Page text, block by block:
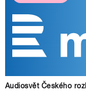
Audiosvět Českého